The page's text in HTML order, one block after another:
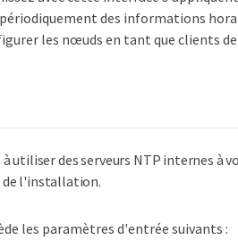
des informations
les nœuds en tant que clients de
utiliser des serveurs NTP internes à
de l'installation.
les paramètres d'entrée suivants :